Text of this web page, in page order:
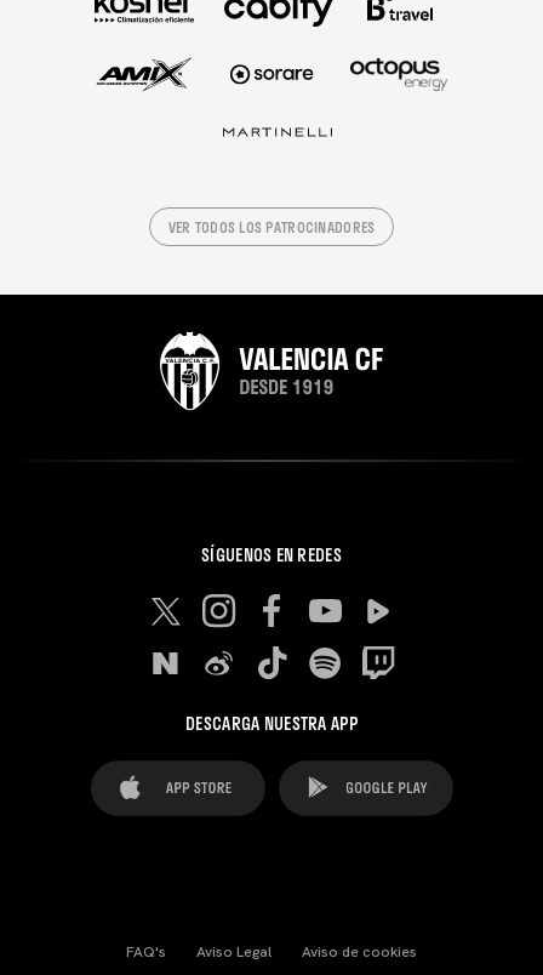
VER TODOS LOS PATROCINADORES
SÍGUENOS EN REDES
DESCARGA NUESTRA APP
FAQ's Aviso Legal Aviso de cookies